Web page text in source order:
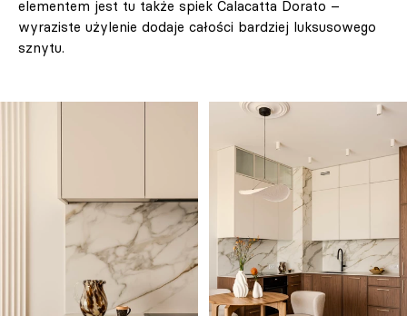
elementem jest tu także spiek Calacatta Dorato –
wyraziste użylenie dodaje całości bardziej luksusowego
sznytu.